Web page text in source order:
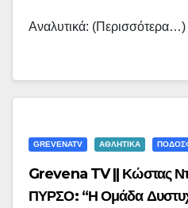
Αναλυτικά: (περισσότερα…)
GREVENATV ΑΘΛΗΤΙΚΑ
Grevena TV || Κώστας
ΠΥΡΣΟ: “Η Ομάδα